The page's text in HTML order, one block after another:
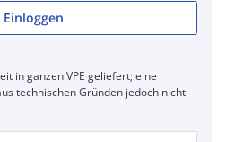
Einloggen
in ganzen VPE geliefert; eine
technischen Gründen jedoch nicht